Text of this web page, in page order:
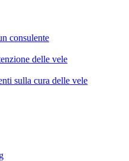
consulente
delle vele
sulla cura delle vele